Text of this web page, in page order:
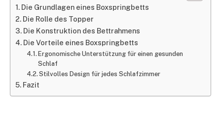
Die Grundlagen eines Boxspringbetts
Die Rolle des Topper
Die Konstruktion des Bettrahmens
Die Vorteile eines Boxspringbetts
Ergonomische Unterstützung für einen gesunden
Schlaf
Stilvolles Design für jedes Schlafzimmer
Fazit